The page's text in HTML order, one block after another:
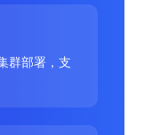
群部署，支